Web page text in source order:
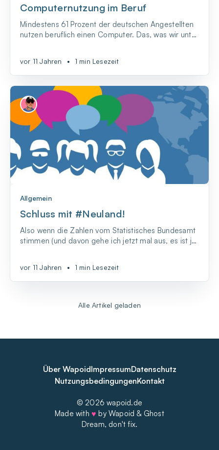
Computernutzung im Beruf
Mindestens 61 Prozent der deutschen Angestellten
nutzen beruflich einen Computer. Das, was wir unter
wichtiger.
vor 11 Jahren • 1 min Lesezeit
Allgemein
Schluss mit #Neuland!
Also wenn die Zahlen vom Statistisches Bundesamt
stimmen (und davon gehe ich jetzt mal aus, es ist ja
#Neuland ausdenken.
vor 11 Jahren • 1 min Lesezeit
Alle Artikel geladen
Über WapoidImpressumDatenschutz
NutzungsbedingungenKontakt
© 2026 wapoid.de
Made with♥ by Wapoid & Ghost
Dream, don't fix.